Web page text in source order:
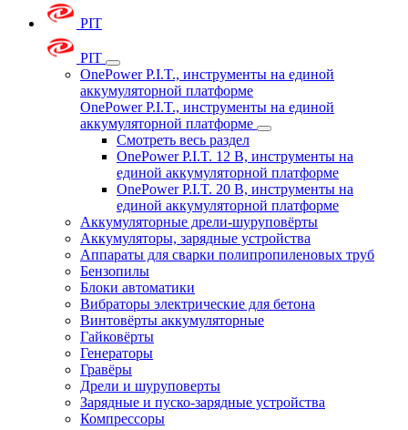
PIT
PIT
OnePower P.I.T., инструменты на единой
аккумуляторной платформе
OnePower P.I.T., инструменты на единой
аккумуляторной платформе
Смотреть весь раздел
OnePower P.I.T. 12 В, инструменты на
единой аккумуляторной платформе
OnePower P.I.T. 20 В, инструменты на
единой аккумуляторной платформе
Аккумуляторные дрели-шуруповёрты
Аккумуляторы, зарядные устройства
Аппараты для сварки полипропиленовых труб
Бензопилы
Блоки автоматики
Вибраторы электрические для бетона
Винтовёрты аккумуляторные
Гайковёрты
Генераторы
Гравёры
Дрели и шуруповерты
Зарядные и пуско-зарядные устройства
Компрессоры